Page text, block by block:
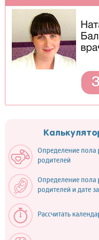
Определение пола
родителей
Определение пола
родителей и дате
Рассчитать